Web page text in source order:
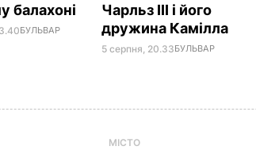
балахоні
БУЛЬВАР
Чарльз III і його
дружина Камілла
5 серпня, 20.33БУЛЬВАР
МІСТО